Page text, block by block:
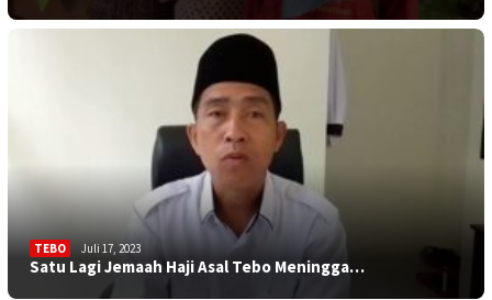
TEBO Juli 17, 2023
Satu Lagi Jemaah Haji Asal Tebo Meningga…
KOTA JAMBI